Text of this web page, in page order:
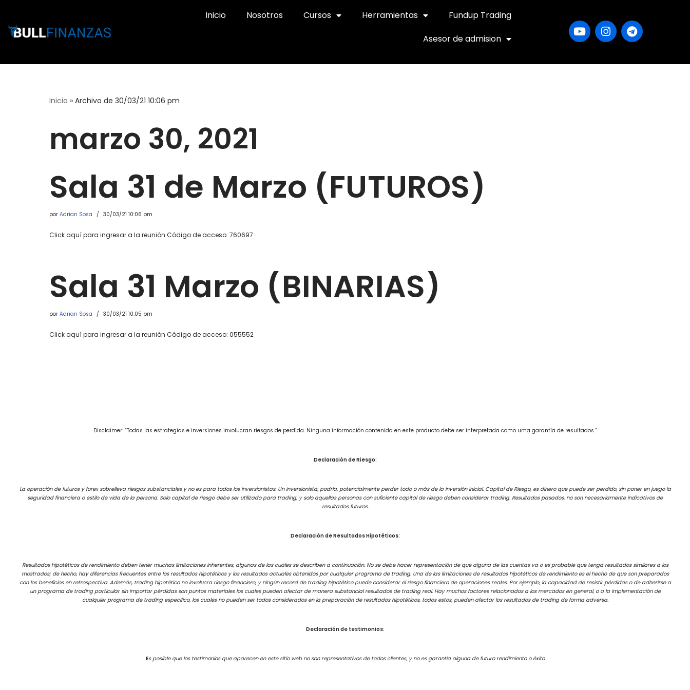
Ir
Inicio Nosotros Cursos Herramientas
Fundup Trading
Asesor de admision
Inicio » Archivo de 30/03/21 10:06 pm
marzo 30, 2021
Sala 31 de Marzo (FUTUROS)
por Adrian Sosa 30/03/21 10:06 pm
Click aquí para ingresar a la reunión Código de acceso: 760697
Sala 31 Marzo (BINARIAS)
por Adrian Sosa 30/03/21 10:05 pm
Click aquí para ingresar a la reunión Código de acceso: 055552
Disclaimer: “Todas las estrategias e inversiones involucran riesgos de perdida. Ninguna información contenida en este producto debe ser interpretada como uma garantía de resultados.”
Declaración de Riesgo:
La operación de futuros y forex sobrelleva riesgos substanciales y no es para todos los inversionistas. Un inversionista, podría, potencialmente perder todo o más de la inversión inicial. Capital de Riesgo, es dinero que puede ser perdido, sin poner en juego la
seguridad financiera o estilo de vida de la persona. Solo capital de riesgo debe ser utilizado para trading, y solo aquellas personas con suficiente capital de riesgo deben considerar trading. Resultados pasados, no son necesariamente indicativos de
resultados futuros.
Declaración de Resultados Hipotéticos:
Resultados hipotéticos de rendimiento deben tener muchas limitaciones inherentes, algunas de las cuales se describen a continuación. No se debe hacer representación de que alguna de las cuentas va o es probable que tenga resultados similares a los
mostrados; de hecho, hay diferencias frecuentes entre los resultados hipotéticos y los resultados actuales obtenidos por cualquier programa de trading. Una de las limitaciones de resultados hipotéticos de rendimiento es el hecho de que son preparados
con los beneficios en retrospectiva. Además, trading hipotético no involucra riesgo financiero, y ningún record de trading hipotético puede considerar el riesgo financiero de operaciones reales. Por ejemplo, la capacidad de resistir pérdidas o de adherirse a
un programa de trading particular sin importar pérdidas son puntos materiales los cuales pueden afectar de manera substancial resultados de trading real. Hay muchos factores relacionados a los mercados en general, o a la implementación de
cualquier programa de trading especifico, los cuales no pueden ser todos considerados en la preparación de resultados hipotéticos, todos estos, pueden afectar los resultados de trading de forma adversa.
Declaración de testimonios:
Es posible que los testimonios que aparecen en este sitio web no son representativos de todos clientes, y no es garantía alguna de futuro rendimiento o éxito